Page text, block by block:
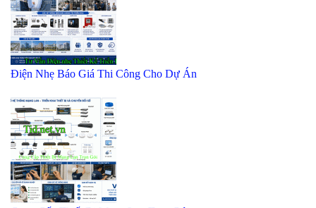
Điện Nhẹ Báo Giá Thi Công Cho Dự Án